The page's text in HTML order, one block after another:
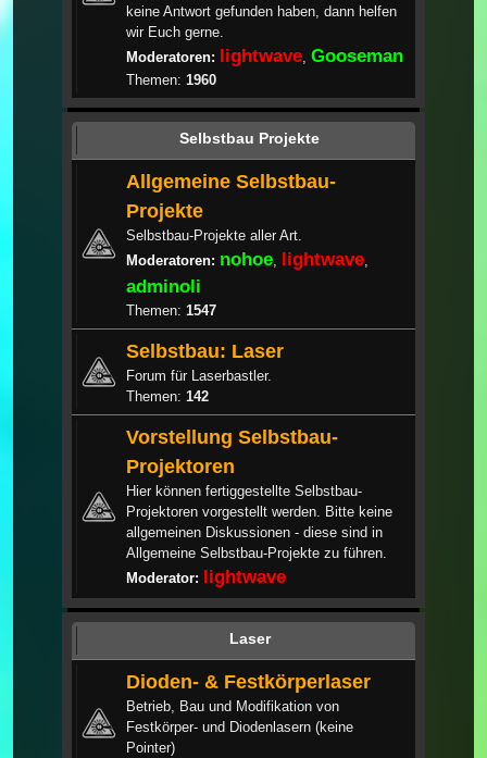
keine Antwort gefunden haben, dann helfen
wir Euch gerne.
Moderatoren: lightwave Gooseman
Themen: 1960
Selbstbau Projekte
Allgemeine Selbstbau-
Projekte
Selbstbau-Projekte aller Art.
Moderatoren: nohoe lightwave
adminoli
Themen: 1547
Selbstbau: Laser
Forum für Laserbastler.
Themen: 142
Vorstellung Selbstbau-
Projektoren
Hier können fertiggestellte Selbstbau-
Projektoren vorgestellt werden. Bitte keine
allgemeinen Diskussionen - diese sind in
Allgemeine Selbstbau-Projekte zu führen.
Moderator: lightwave
Laser
Dioden- & Festkörperlaser
Betrieb, Bau und Modifikation von
Festkörper- und Diodenlasern (keine
Pointer)